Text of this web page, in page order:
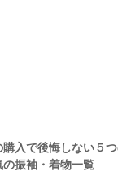
購入で後悔しない５
の振袖・着物一覧